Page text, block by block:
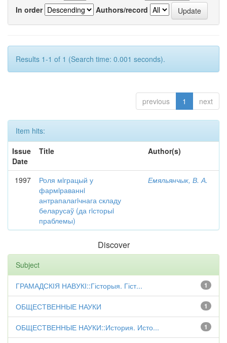
In order
Authors/record
Results 1-1 of 1 (Search time: 0.001 seconds).
previous 1 next
Item hits:
Issue
Date
Title Author(s)
1997
Роля мiграцый у
фармiраваннi
антрапалагiчнага складу
беларусаў (да гiсторыi
праблемы)
Емяльянчык, В. А.
Discover
Subject
1
ГРАМАДСКІЯ НАВУКІ::Гісторыя. Гіст...
1
ОБЩЕСТВЕННЫЕ НАУКИ
1
ОБЩЕСТВЕННЫЕ НАУКИ::История. Исто...